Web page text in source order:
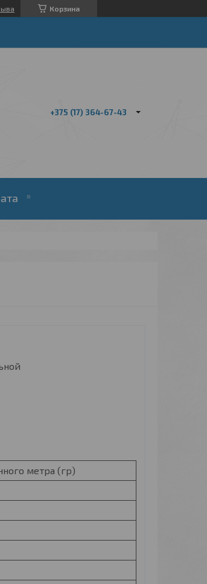
Корзина
+375 (17) 364-67-43
метра (гр)